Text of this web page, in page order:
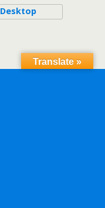
Desktop
Translate »